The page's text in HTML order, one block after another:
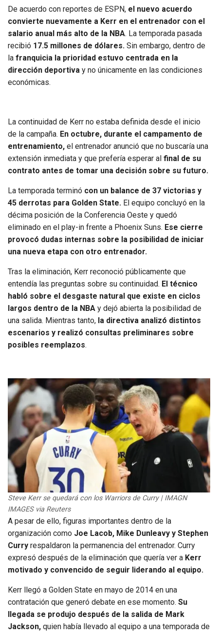
De acuerdo con reportes de ESPN, el nuevo acuerdo
convierte nuevamente a Kerr en el entrenador con el
salario anual más alto de la NBA. La temporada pasada
recibió 17.5 millones de dólares. Sin embargo, dentro de
la franquicia la prioridad estuvo centrada en la
dirección deportiva y no únicamente en las condiciones
económicas.
La continuidad de Kerr no estaba definida desde el inicio
de la campaña. En octubre, durante el campamento de
entrenamiento, el entrenador anunció que no buscaría una
extensión inmediata y que prefería esperar al final de su
contrato antes de tomar una decisión sobre su futuro.
La temporada terminó con un balance de 37 victorias y
45 derrotas para Golden State. El equipo concluyó en la
décima posición de la Conferencia Oeste y quedó
eliminado en el play-in frente a Phoenix Suns. Ese cierre
provocó dudas internas sobre la posibilidad de iniciar
una nueva etapa con otro entrenador.
Tras la eliminación, Kerr reconoció públicamente que
entendía las preguntas sobre su continuidad. El técnico
habló sobre el desgaste natural que existe en ciclos
largos dentro de la NBA y dejó abierta la posibilidad de
una salida. Mientras tanto, la directiva analizó distintos
escenarios y realizó consultas preliminares sobre
posibles reemplazos.
Steve Kerr se quedará con los Warriors de Curry | IMAGN
IMAGES via Reuters
A pesar de ello, figuras importantes dentro de la
organización como Joe Lacob, Mike Dunleavy y Stephen
Curry respaldaron la permanencia del entrenador. Curry
expresó después de la eliminación que quería ver a Kerr
motivado y convencido de seguir liderando al equipo.
Kerr llegó a Golden State en mayo de 2014 en una
contratación que generó debate en ese momento. Su
llegada se produjo después de la salida de Mark
Jackson, quien había llevado al equipo a una temporada de